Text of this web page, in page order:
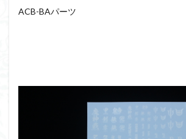
ACB-BAパーツ